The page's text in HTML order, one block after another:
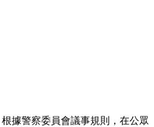
據警察委員會議事規則，在公眾